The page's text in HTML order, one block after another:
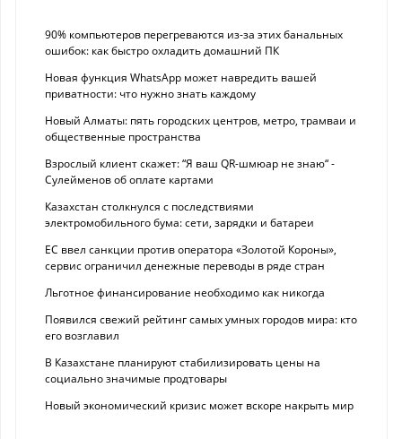
90% компьютеров перегреваются из-за этих банальных
ошибок: как быстро охладить домашний ПК
Новая функция WhatsApp может навредить вашей
приватности: что нужно знать каждому
Новый Алматы: пять городских центров, метро, трамваи и
общественные пространства
Взрослый клиент скажет: “Я ваш QR-шмюар не знаю“ -
Сулейменов об оплате картами
Казахстан столкнулся с последствиями
электромобильного бума: сети, зарядки и батареи
ЕС ввел санкции против оператора «Золотой Короны»,
сервис ограничил денежные переводы в ряде стран
Льготное финансирование необходимо как никогда
Появился свежий рейтинг самых умных городов мира: кто
его возглавил
В Казахстане планируют стабилизировать цены на
социально значимые продтовары
Новый экономический кризис может вскоре накрыть мир